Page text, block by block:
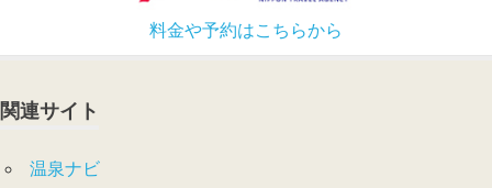
料金や予約はこちらから
関連サイト
温泉ナビ